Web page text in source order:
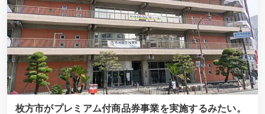
枚方市がプレミアム付商品券事業を実施するみたい。